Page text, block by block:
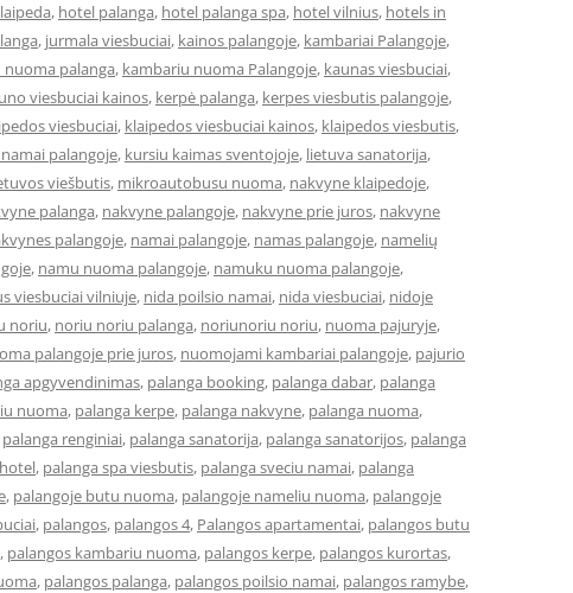
, hotel palanga, hotel palanga spa, hotel vilnius, hotels in
, jurmala viesbuciai, kainos palangoje, kambariai Palangoje,
palanga, kambariu nuoma Palangoje, kaunas viesbuciai,
viesbuciai kainos, kerpė palanga, kerpes viesbutis palangoje,
viesbuciai, klaipedos viesbuciai kainos, klaipedos viesbutis,
palangoje, kursiu kaimas sventojoje, lietuva sanatorija,
viešbutis, mikroautobusu nuoma, nakvyne klaipedoje,
palanga, nakvyne palangoje, nakvyne prie juros, nakvyne
palangoje, namai palangoje, namas palangoje, namelių
, namu nuoma palangoje, namuku nuoma palangoje,
viesbuciai vilniuje, nida poilsio namai, nida viesbuciai, nidoje
noriu, noriu noriu palanga, noriunoriu noriu, nuoma pajuryje,
palangoje prie juros, nuomojami kambariai palangoje, pajurio
apgyvendinimas, palanga booking, palanga dabar, palanga
nuoma, palanga kerpe, palanga nakvyne, palanga nuoma,
palanga renginiai, palanga sanatorija, palanga sanatorijos, palanga
, palanga spa viesbutis, palanga sveciu namai, palanga
, palangoje butu nuoma, palangoje nameliu nuoma, palangoje
, palangos, palangos 4, Palangos apartamentai, palangos butu
, palangos kambariu nuoma, palangos kerpe, palangos kurortas,
, palangos palanga, palangos poilsio namai, palangos ramybe,